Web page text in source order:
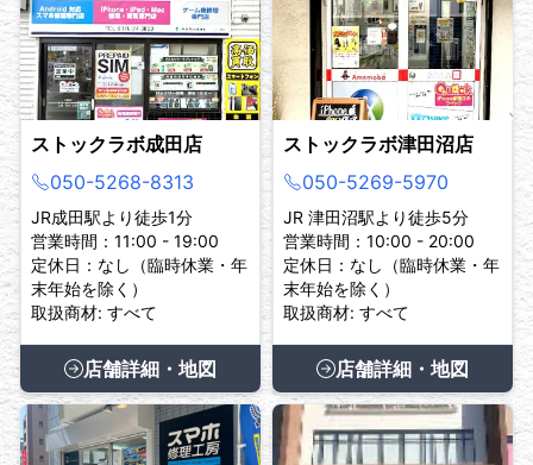
ストックラボ成田店
050-5268-8313
JR成田駅より徒歩1分
営業時間：11:00 - 19:00
定休日：なし（臨時休業・年
末年始を除く）
取扱商材: すべて
店舗詳細・地図
ストックラボ津田沼店
050-5269-5970
JR 津田沼駅より徒歩5分
営業時間：10:00 - 20:00
定休日：なし（臨時休業・年
末年始を除く）
取扱商材: すべて
店舗詳細・地図